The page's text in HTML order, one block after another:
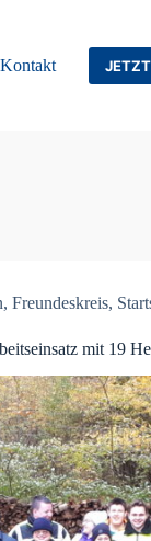
Kontakt
,Freundeskreis,
mit 19